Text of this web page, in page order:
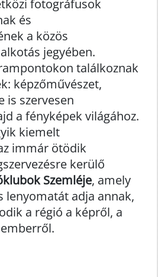
fotográfusok
és
a közös
jegyében.
találkoznak
képzőművészet,
is szervesen
a fényképek világához.
kiemelt
immár ötödik
kerülő
Szemléje, amely
lenyomatát adja annak,
a régió a képről, a